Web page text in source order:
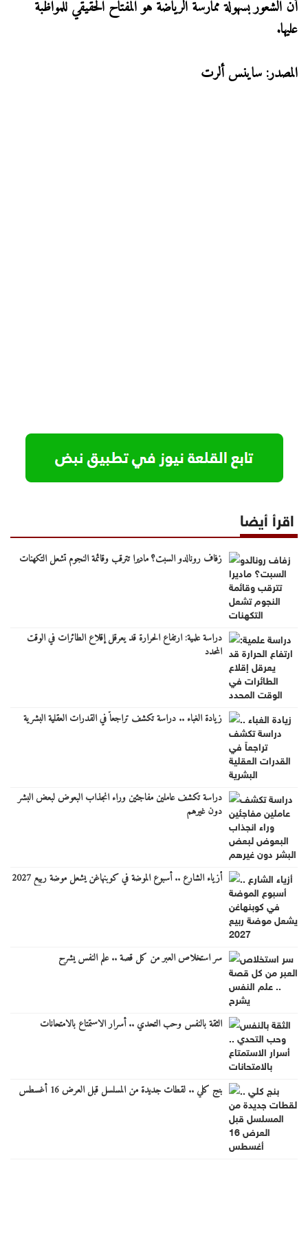
أن الشعور بسهولة ممارسة الرياضة هو المفتاح الحقيقي للمواظبة
عليها.
المصدر: ساينس ألرت
اقرأ أيضا
زفاف رونالدو السبت؟ ماديرا تترقب وقائمة النجوم تشعل التكهنات
دراسة علمية: ارتفاع الحرارة قد يعرقل إقلاع الطائرات في الوقت
المحدد
زيادة الغباء .. دراسة تكشف تراجعاً في القدرات العقلية البشرية
دراسة تكشف عاملين مفاجئين وراء انجذاب البعوض لبعض البشر
دون غيرهم
أزياء الشارع .. أسبوع الموضة في كوبنهاغن يشعل موضة ربيع 2027
سر استخلاص العبر من كل قصة .. علم النفس يشرح
الثقة بالنفس وحب التحدي .. أسرار الاستمتاع بالامتحانات
بنج كلي .. لقطات جديدة من المسلسل قبل العرض 16 أغسطس